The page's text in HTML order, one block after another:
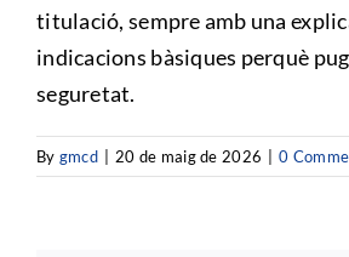
Entorn natural
Escola nàutica
titulació, sempre amb una
indicacions bàsiques perquè
seguretat.
By gmcd | 20 de maig de 2026 | 0